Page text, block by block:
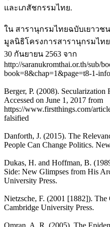
และเภสัชกรรมไทย.
ใน สารานุกรมไทยฉบับเยาวชน
มูลนิธิโครงการสารานุกรมไท
30 กันยายน 2563 จาก
http://saranukromthai.or.th/sub/
book=8&chap=1&page=t8-1-
Berger, P. (2008). Secularization
Accessed on June 1, 2017 from
https://www.firstthings.com/
falsified
Danforth, J. (2015). The
People Can Change Politics.
Dukas, H. and Hoffman, B.
Side: New Glimpses from His
University Press.
Nietzsche, F. (2001 [1882]). The
Cambridge University Press.
Omran, A. R. (2005). The